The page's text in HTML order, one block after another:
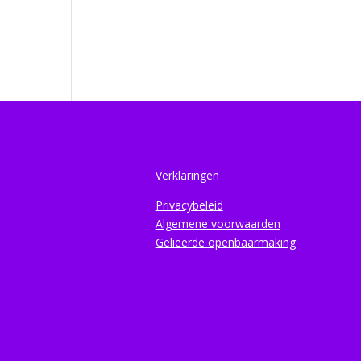
Verklaringen
Privacybeleid
Algemene voorwaarden
Gelieerde openbaarmaking